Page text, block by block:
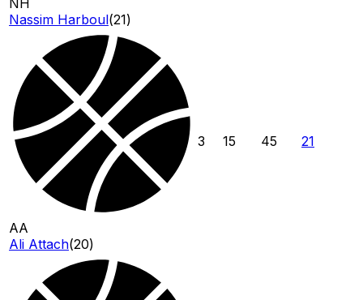
NH
Nassim Harboul(21)
AA
Ali Attach(20)
3 15 45 21